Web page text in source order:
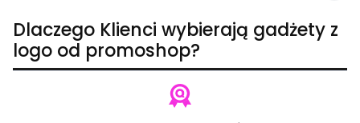
Dlaczego Klienci wybierają gadżety z
logo od promoshop?